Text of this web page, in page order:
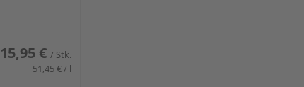
15,95 € / Stk.
51,45 € / l